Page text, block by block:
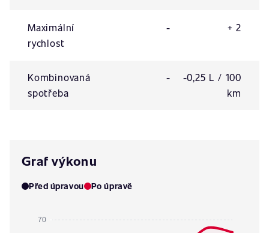
Maximální
rychlost
- + 2
Kombinovaná
spotřeba
-
-0,25 L / 100
km
Graf výkonu
Před úpravou Po úpravě
70